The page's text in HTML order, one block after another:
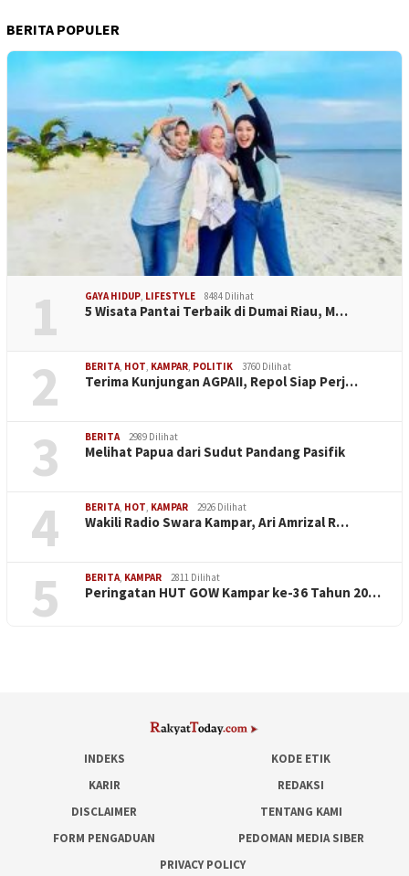
BERITA POPULER
1 GAYA HIDUP, LIFESTYLE 8484 Dilihat
5 Wisata Pantai Terbaik di Dumai Riau, M…
2 BERITA, HOT, KAMPAR, POLITIK 3760 Dilihat
Terima Kunjungan AGPAII, Repol Siap Perj…
3 BERITA 2989 Dilihat
Melihat Papua dari Sudut Pandang Pasifik
4 BERITA, HOT, KAMPAR 2926 Dilihat
Wakili Radio Swara Kampar, Ari Amrizal R…
5 BERITA, KAMPAR 2811 Dilihat
Peringatan HUT GOW Kampar ke-36 Tahun 20…
INDEKS
KODE ETIK
KARIR
REDAKSI
DISCLAIMER
TENTANG KAMI
FORM PENGADUAN
PEDOMAN MEDIA SIBER
PRIVACY POLICY